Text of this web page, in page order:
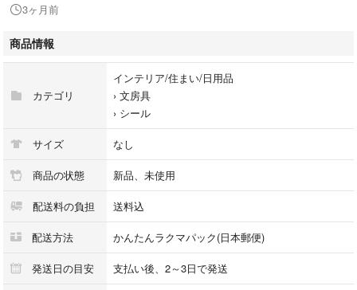
3ヶ月前
商品情報
カテゴリ
インテリア/住まい/日用品
› 文房具
› シール
サイズ なし
商品の状態 新品、未使用
配送料の負担 送料込
配送方法 かんたんラクマパック(日本郵便)
発送日の目安 支払い後、2～3日で発送